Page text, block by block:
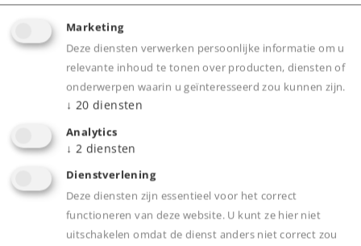
nieuwe Märklin-standaard
Alle aansluitingen zijn elektrisch met elkaar
verbonden voor eenvoudige stroomverdeling
Compatibel met zowel het oud model Märklin
stekers als met het nieuwe model
Klein formaat (47 x 26 mm), past bijna overal
Product
Marketing
Deze diensten verwerken persoonlijke informatie om u
relevante inhoud te tonen over producten, diensten of
onderwerpen waarin u geïnteresseerd zou kunnen zijn.
↓ 20 diensten
Analytics
↓ 2 diensten
Dienstverlening
Deze diensten zijn essentieel voor het correct
functioneren van deze website. U kunt ze hier niet
uitschakelen omdat de dienst anders niet correct zou